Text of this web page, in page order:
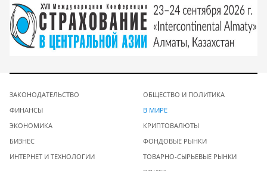
ЗАКОНОДАТЕЛЬСТВО
ФИНАНСЫ
ЭКОНОМИКА
БИЗНЕС
ИНТЕРНЕТ И ТЕХНОЛОГИИ
ОБЩЕСТВО И ПОЛИТИКА
В МИРЕ
КРИПТОВАЛЮТЫ
ФОНДОВЫЕ РЫНКИ
ТОВАРНО-СЫРЬЕВЫЕ РЫНКИ